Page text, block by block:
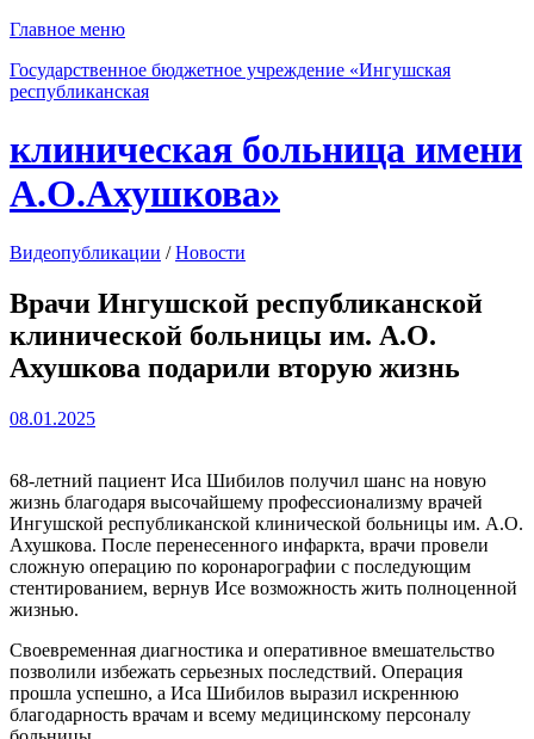
Главное меню
Государственное бюджетное учреждение «Ингушская
республиканская
клиническая больница имени
А.О.Ахушкова»
Видеопубликации /Новости
Врачи Ингушской республиканской
клинической больницы им. А.О.
Ахушкова подарили вторую жизнь
08.01.2025
68-летний пациент Иса Шибилов получил шанс на новую
жизнь благодаря высочайшему профессионализму врачей
Ингушской республиканской клинической больницы им. А.О.
Ахушкова. После перенесенного инфаркта, врачи провели
сложную операцию по коронарографии с последующим
стентированием, вернув Исе возможность жить полноценной
жизнью.
Своевременная диагностика и оперативное вмешательство
позволили избежать серьезных последствий. Операция
прошла успешно, а Иса Шибилов выразил искреннюю
благодарность врачам и всему медицинскому персоналу